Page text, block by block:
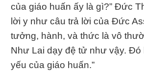
của giáo huấn ấy là gì?” Ðức
lời y như câu trả lời của Ðức
tưởng, hành, và thức là vô
Như Lai dạy đệ tử như vậy. Ðó
yếu của giáo huấn.”